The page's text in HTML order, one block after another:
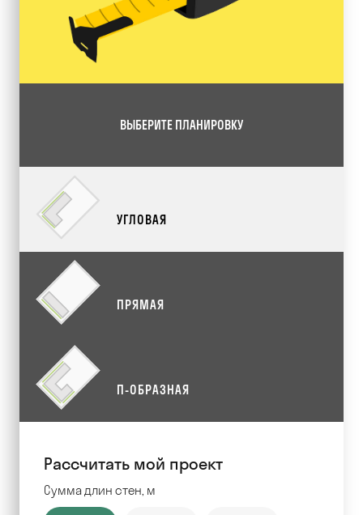
ВЫБЕРИТЕ ПЛАНИРОВКУ
УГЛОВАЯ
ПРЯМАЯ
П-ОБРАЗНАЯ
Рассчитать мой проект
Сумма длин стен, м